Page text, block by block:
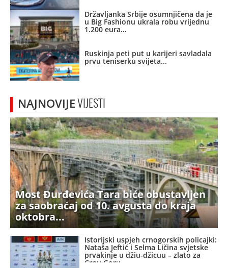
Državljanka Srbije osumnjičena da je
u Big Fashionu ukrala robu vrijednu
1.200 eura
Ruskinja peti put u karijeri savladala
prvu teniserku svijeta
NAJNOVIJEVIJESTI
Most Đurđevića Tara biće obustavljen
za saobraćaj od 10. avgusta do kraja
oktobra
Istorijski uspjeh crnogorskih policajki:
Nataša Jeftić i Selma Ličina svjetske
prvakinje u džiu-džicuu – zlato za
Crnu Goru